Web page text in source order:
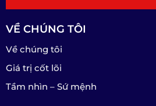
VỀ CHÚNG TÔI
Về chúng tôi
Giá trị cốt lõi
Tầm nhìn – Sứ mệnh